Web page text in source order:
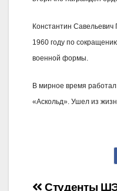
Константин
1960 году по
военной формы.
В мирное время
«Аскольд». Ушел из
Студенты